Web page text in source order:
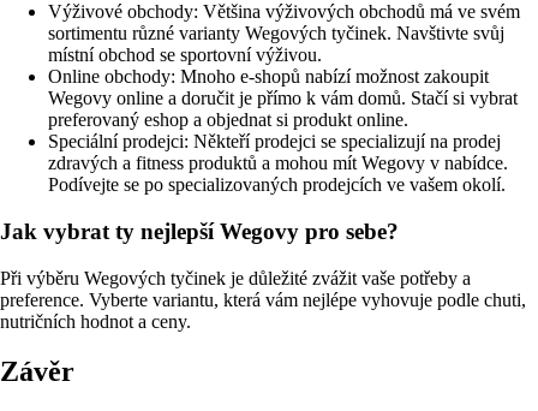
Výživové obchody: Většina výživových obchodů má ve svém
sortimentu různé varianty Wegových tyčinek. Navštivte svůj
místní obchod se sportovní výživou.
Online obchody: Mnoho e-shopů nabízí možnost zakoupit
Wegovy online a doručit je přímo k vám domů. Stačí si vybrat
preferovaný eshop a objednat si produkt online.
Speciální prodejci: Někteří prodejci se specializují na prodej
zdravých a fitness produktů a mohou mít Wegovy v nabídce.
Podívejte se po specializovaných prodejcích ve vašem okolí.
Jak vybrat ty nejlepší Wegovy pro sebe?
Při výběru Wegových tyčinek je důležité zvážit vaše potřeby a
preference. Vyberte variantu, která vám nejlépe vyhovuje podle chuti,
nutričních hodnot a ceny.
Závěr